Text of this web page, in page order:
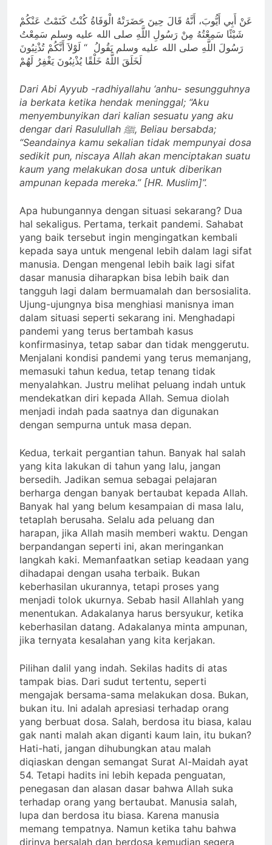
عَنْ أَبِي أَيُّوبَ، أَنَّهُ قَالَ حِينَ حَضَرَتْهُ الْوَفَاةُ كُنْتُ كَتَمْتُ عَنْكُمْ
شَيْئًا سَمِعْتُهُ مِنْ رَسُولِ اللَّهِ صلى الله عليه وسلم سَمِعْتُ
رَسُولَ اللَّهِ صلى الله عليه وسلم يَقُولُ ‏ “‏ لَوْلاَ أَنَّكُمْ تُذْنِبُونَ
لَخَلَقَ اللَّهُ خَلْقًا يُذْنِبُونَ يَغْفِرُ لَهُمْ
Dari Abi Ayyub -radhiyallahu ‘anhu- sesungguhnya
ia berkata ketika hendak meninggal; “Aku
menyembunyikan dari kalian sesuatu yang aku
dengar dari Rasulullah ﷺ, Beliau bersabda;
“Seandainya kamu sekalian tidak mempunyai dosa
sedikit pun, niscaya Allah akan menciptakan suatu
kaum yang melakukan dosa untuk diberikan
ampunan kepada mereka.” [HR. Muslim]”.
Apa hubungannya dengan situasi sekarang? Dua
hal sekaligus. Pertama, terkait pandemi. Sahabat
yang baik tersebut ingin mengingatkan kembali
kepada saya untuk mengenal lebih dalam lagi sifat
manusia. Dengan mengenal lebih baik lagi sifat
dasar manusia diharapkan bisa lebih baik dan
tangguh lagi dalam bermuamalah dan bersosialita.
Ujung-ujungnya bisa menghiasi manisnya iman
dalam situasi seperti sekarang ini. Menghadapi
pandemi yang terus bertambah kasus
konfirmasinya, tetap sabar dan tidak menggerutu.
Menjalani kondisi pandemi yang terus memanjang,
memasuki tahun kedua, tetap tenang tidak
menyalahkan. Justru melihat peluang indah untuk
mendekatkan diri kepada Allah. Semua diolah
menjadi indah pada saatnya dan digunakan
dengan sempurna untuk masa depan.
Kedua, terkait pergantian tahun. Banyak hal salah
yang kita lakukan di tahun yang lalu, jangan
bersedih. Jadikan semua sebagai pelajaran
berharga dengan banyak bertaubat kepada Allah.
Banyak hal yang belum kesampaian di masa lalu,
tetaplah berusaha. Selalu ada peluang dan
harapan, jika Allah masih memberi waktu. Dengan
berpandangan seperti ini, akan meringankan
langkah kaki. Memanfaatkan setiap keadaan yang
dihadapai dengan usaha terbaik. Bukan
keberhasilan ukurannya, tetapi proses yang
menjadi tolok ukurnya. Sebab hasil Allahlah yang
menentukan. Adakalanya harus bersyukur, ketika
keberhasilan datang. Adakalanya minta ampunan,
jika ternyata kesalahan yang kita kerjakan.
Pilihan dalil yang indah. Sekilas hadits di atas
tampak bias. Dari sudut tertentu, seperti
mengajak bersama-sama melakukan dosa. Bukan,
bukan itu. Ini adalah apresiasi terhadap orang
yang berbuat dosa. Salah, berdosa itu biasa, kalau
gak nanti malah akan diganti kaum lain, itu bukan?
Hati-hati, jangan dihubungkan atau malah
diqiaskan dengan semangat Surat Al-Maidah ayat
54. Tetapi hadits ini lebih kepada penguatan,
penegasan dan alasan dasar bahwa Allah suka
terhadap orang yang bertaubat. Manusia salah,
lupa dan berdosa itu biasa. Karena manusia
memang tempatnya. Namun ketika tahu bahwa
dirinya bersalah dan berdosa kemudian segera